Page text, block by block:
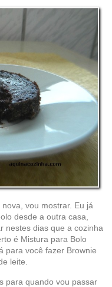
vou mostrar. Eu já
desde a outra casa,
nestes dias que a cozinha
é Mistura para Bolo
para você fazer Brownie
leite.
para quando vou passar